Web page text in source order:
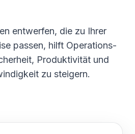
entwerfen, die zu Ihrer
passen, hilft Operations-
Produktivität und
zu steigern.